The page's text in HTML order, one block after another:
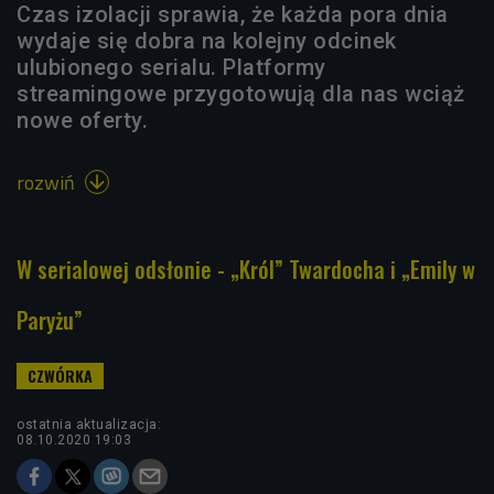
Czas izolacji sprawia, że każda pora dnia
wydaje się dobra na kolejny odcinek
ulubionego serialu. Platformy
streamingowe przygotowują dla nas wciąż
nowe oferty.
rozwiń 
W serialowej odsłonie - „Król” Twardocha i „Emily w
Paryżu”
ostatnia aktualizacja:
08.10.2020 19:03